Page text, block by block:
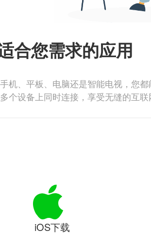
合您需求的应用
机、平板、电脑还是智能电视，您都
个设备上同时连接，享受无缝的互联
iOS下载